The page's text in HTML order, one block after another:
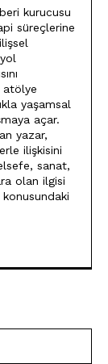
kurucusu
süreçlerine
atölye
yaşamsal
açar.
yazar,
ilişkisini
sanat,
olan ilgisi